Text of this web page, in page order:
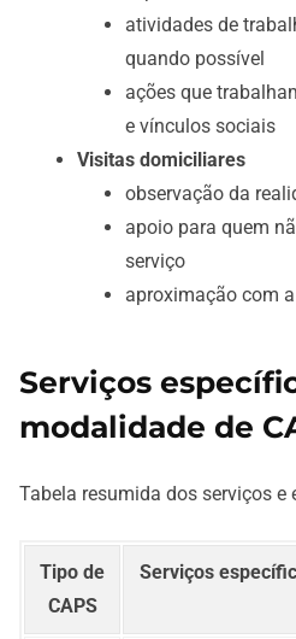
atividades de
quando possível
ações que
e vínculos sociais
Visitas domiciliares
observação da
apoio para quem
serviço
aproximação com
Serviços
modalidade de
Tabela resumida dos serviços e
Tipo de
CAPS
Serviços